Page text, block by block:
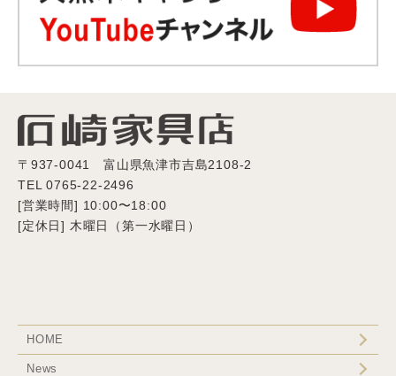
〒937-0041 富山県魚津市吉島2108-2
TEL 0765-22-2496
[営業時間] 10:00〜18:00
[定休日] 木曜日（第一水曜日）
HOME
News